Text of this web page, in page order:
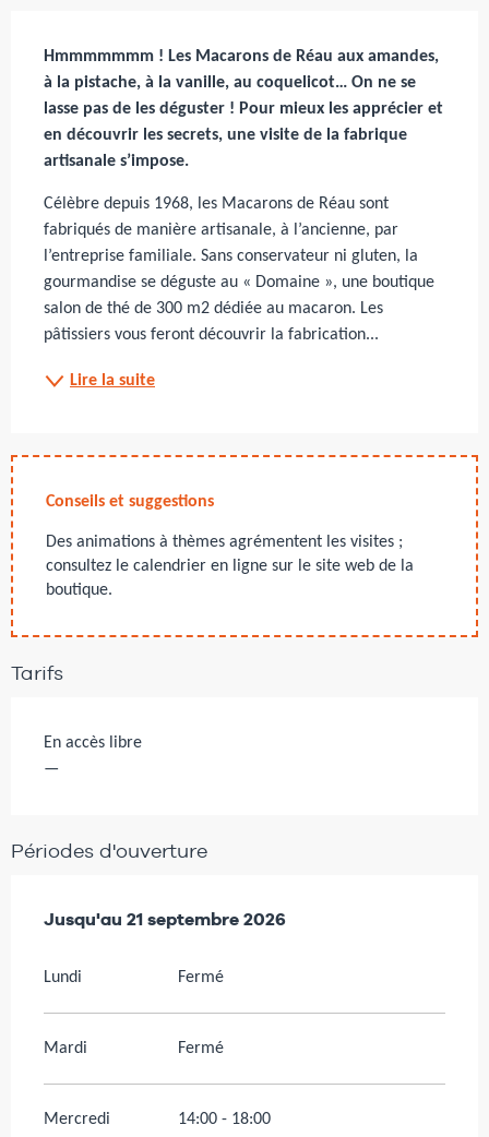
Hmmmmmmm ! Les Macarons de Réau aux amandes,
à la pistache, à la vanille, au coquelicot… On ne se
lasse pas de les déguster ! Pour mieux les apprécier et
en découvrir les secrets, une visite de la fabrique
artisanale s’impose.
Célèbre depuis 1968, les Macarons de Réau sont
fabriqués de manière artisanale, à l’ancienne, par
l’entreprise familiale. Sans conservateur ni gluten, la
gourmandise se déguste au « Domaine », une boutique
salon de thé de 300 m2 dédiée au macaron. Les
pâtissiers vous feront découvrir la fabrication...
Lire la suite
Conseils et suggestions
Des animations à thèmes agrémentent les visites ;
consultez le calendrier en ligne sur le site web de la
boutique.
Tarifs
En accès libre
—
Périodes d'ouverture
Du20 mars 2026au21 septembre 2026
Jusqu'au 21 septembre 2026
Lundi Fermé
Mardi Fermé
Mercredi 14:00 - 18:00